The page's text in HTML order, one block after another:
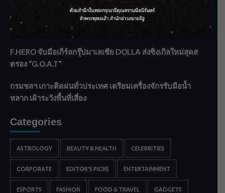
ราชเลขานุการในพระองค์ฯ ติดตามโครงการหุบกะพง–ห้วย
ทรายใต้ เสริมความมั่นคงน้ำเพชรบุรี
F.HERO จับมือเกิร์ลกรุ๊ปมาเลเซีย DOLLA ส่งซิงเกิลใหม่สุดส
ตรอง “G.O.A.T”
กรมชลฯ เกาะติดฝนทั่วประเทศ เตรียมเครื่องจักรรับมือน้ำ
หลาก เฝ้าระวังพื้นที่เสี่ยง
Categories
ASTROLOGY BEAUTY & HEALTH CELEBRITIES
CORPORATE EDITOR'S PICKS ENTERTAINMENT
ESPORTS FASHION FOOD & TRAVEL GADGETS